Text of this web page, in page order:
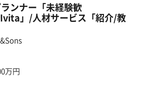
ンナー「未経験歓
」/人材サービス「紹介/教
万円